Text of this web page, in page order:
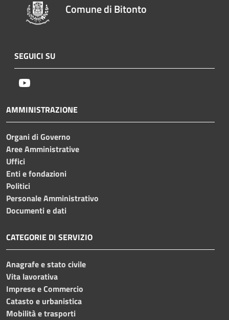
Comune di Bitonto
SEGUICI SU
AMMINISTRAZIONE
Organi di Governo
Aree Amministrative
Uffici
Enti e fondazioni
Politici
Personale Amministrativo
Documenti e dati
CATEGORIE DI SERVIZIO
Anagrafe e stato civile
Vita lavorativa
Imprese e Commercio
Catasto e urbanistica
Mobilità e trasporti